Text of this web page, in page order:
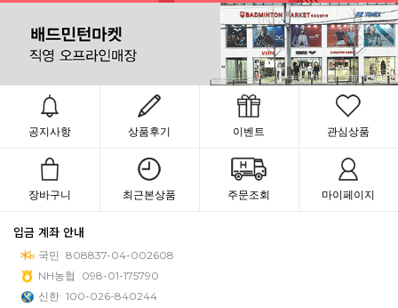
공지사항 상품후기 이벤트 관심상품
장바구니 최근본상품 주문조회 마이페이지
입금 계좌 안내
국민 808837-04-002608
NH농협
098-01-175790
신한 100-026-840244